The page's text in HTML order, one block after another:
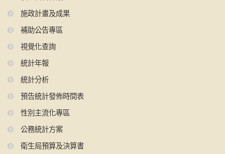
施政計畫及成果
補助公告專區
視覺化查詢
統計年報
統計分析
預告統計發佈時間表
性別主流化專區
公務統計方案
衛生局預算及決算書